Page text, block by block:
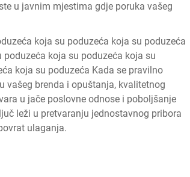
u javnim mjestima gdje poruka vašeg
koja su poduzeća koja su poduzeća
koja su poduzeća koja su
koja su poduzeća Kada se pravilno
vašeg brenda i opuštanja, kvalitetnog
u jače poslovne odnose i poboljšanje
leži u pretvaranju jednostavnog pribora
ulaganja.